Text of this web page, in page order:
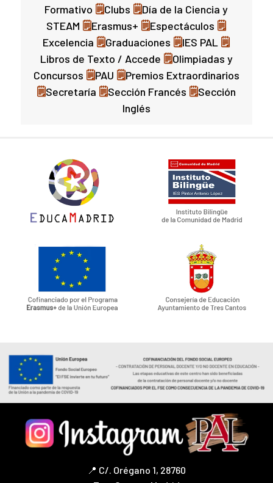
Formativo 🗒Clubs 🗒Día de la Ciencia y
STEAM 🗒Erasmus+ 🗒Espectáculos 🗒
Excelencia 🗒Graduaciones 🗒IES PAL 🗒
Libros de Texto / Accede 🗒Olimpiadas y
Concursos 🗒PAU 🗒Premios Extraordinarios
🗒Secretaría 🗒Sección Francés 🗒Sección
Inglés
📍 C/. Orégano 1, 28760